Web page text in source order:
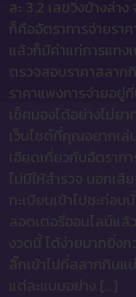
ละ 3.2 เลขวิ่งข้างล่า
ก็คืออัตราการจ่ายรา
แล้วก็มีค่าแก่การแทง
ตรวจสอบราคาสลาก
ราคาแพงการจ่ายอยู่
เช็คมองได้อย่างไม่ย
เว็บไซต์ที่คุณอยากเล่
เอียดเกี่ยวกับอัตราก
ไม่มีให้สำรวจ นอกเสี
ทะเบียนเข้าไปซะก่อ
ลอตเตอรี่ออนไลน์แล้
งวดนี้ ได้ง่ายมากยิ่ง
ลิ๊กเข้าไปที่สลากกินแ
แต่ละแบบอย่าง […]